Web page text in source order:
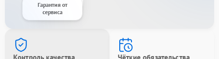
Гарантия от
сервиса
Контроль качества Чёткие обязательства